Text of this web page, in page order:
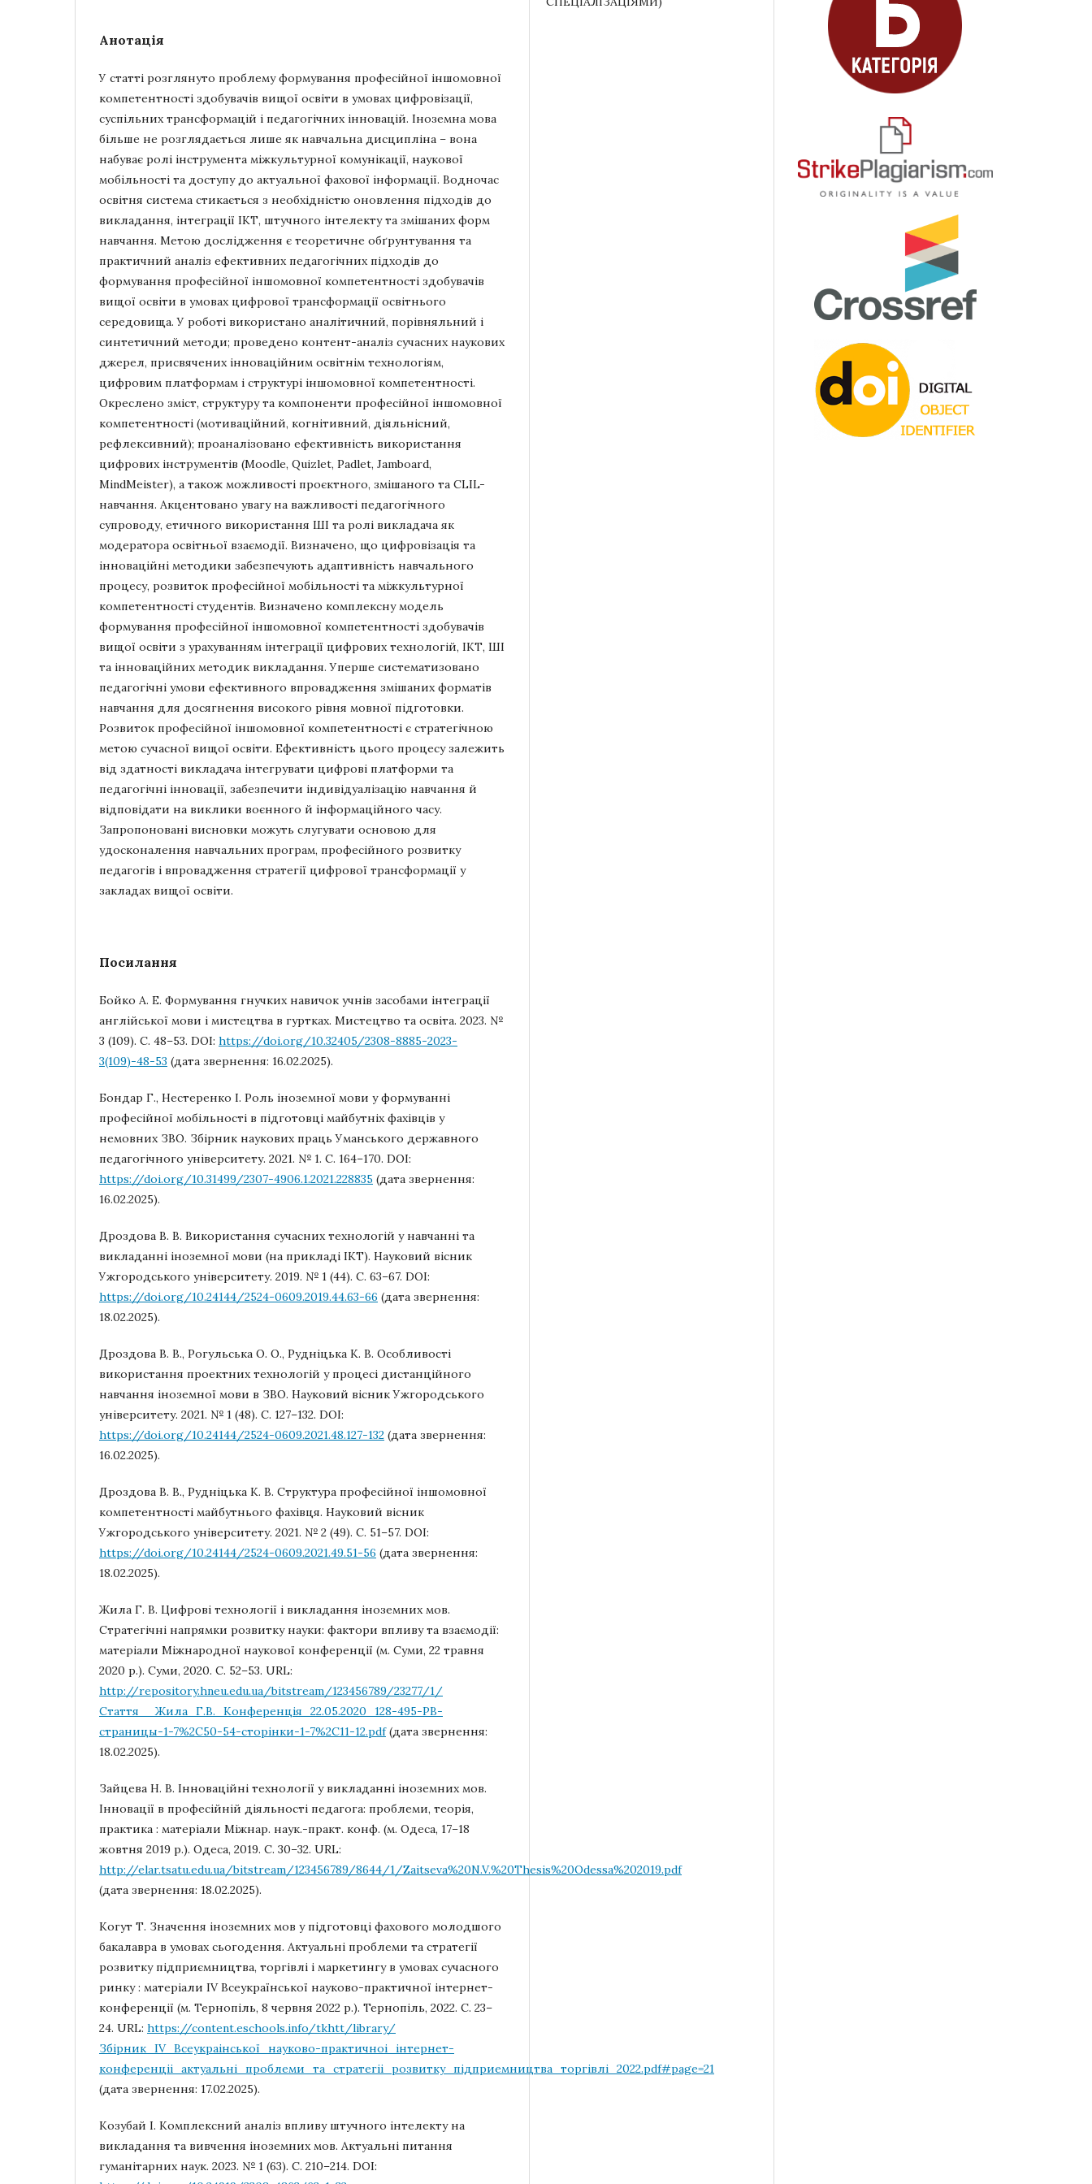
Анотація
У статті розглянуто проблему формування професійної іншомовної
компетентності здобувачів вищої освіти в умовах цифровізації,
суспільних трансформацій і педагогічних інновацій. Іноземна мова
більше не розглядається лише як навчальна дисципліна – вона
набуває ролі інструмента міжкультурної комунікації, наукової
мобільності та доступу до актуальної фахової інформації. Водночас
освітня система стикається з необхідністю оновлення підходів до
викладання, інтеграції ІКТ, штучного інтелекту та змішаних форм
навчання. Метою дослідження є теоретичне обґрунтування та
практичний аналіз ефективних педагогічних підходів до
формування професійної іншомовної компетентності здобувачів
вищої освіти в умовах цифрової трансформації освітнього
середовища. У роботі використано аналітичний, порівняльний і
синтетичний методи; проведено контент-аналіз сучасних наукових
джерел, присвячених інноваційним освітнім технологіям,
цифровим платформам і структурі іншомовної компетентності.
Окреслено зміст, структуру та компоненти професійної іншомовної
компетентності (мотиваційний, когнітивний, діяльнісний,
рефлексивний); проаналізовано ефективність використання
цифрових інструментів (Moodle, Quizlet, Padlet, Jamboard,
MindMeister), а також можливості проєктного, змішаного та CLIL-
навчання. Акцентовано увагу на важливості педагогічного
супроводу, етичного використання ШІ та ролі викладача як
модератора освітньої взаємодії. Визначено, що цифровізація та
інноваційні методики забезпечують адаптивність навчального
процесу, розвиток професійної мобільності та міжкультурної
компетентності студентів. Визначено комплексну модель
формування професійної іншомовної компетентності здобувачів
вищої освіти з урахуванням інтеграції цифрових технологій, ІКТ, ШІ
та інноваційних методик викладання. Уперше систематизовано
педагогічні умови ефективного впровадження змішаних форматів
навчання для досягнення високого рівня мовної підготовки.
Розвиток професійної іншомовної компетентності є стратегічною
метою сучасної вищої освіти. Ефективність цього процесу залежить
від здатності викладача інтегрувати цифрові платформи та
педагогічні інновації, забезпечити індивідуалізацію навчання й
відповідати на виклики воєнного й інформаційного часу.
Запропоновані висновки можуть слугувати основою для
удосконалення навчальних програм, професійного розвитку
педагогів і впровадження стратегії цифрової трансформації у
закладах вищої освіти.
Посилання
Бойко А. Е. Формування гнучких навичок учнів засобами інтеграції
англійської мови і мистецтва в гуртках. Мистецтво та освіта. 2023. №
3 (109). С. 48–53. DOI: https://doi.org/10.32405/2308-8885-2023-
3(109)-48-53 (дата звернення: 16.02.2025).
Бондар Г., Нестеренко І. Роль іноземної мови у формуванні
професійної мобільності в підготовці майбутніх фахівців у
немовних ЗВО. Збірник наукових праць Уманського державного
педагогічного університету. 2021. № 1. С. 164–170. DOI:
https://doi.org/10.31499/2307-4906.1.2021.228835 (дата звернення:
16.02.2025).
Дроздова В. В. Використання сучасних технологій у навчанні та
викладанні іноземної мови (на прикладі ІКТ). Науковий вісник
Ужгородського університету. 2019. № 1 (44). С. 63–67. DOI:
https://doi.org/10.24144/2524-0609.2019.44.63-66 (дата звернення:
18.02.2025).
Дроздова В. В., Рогульська О. О., Рудніцька К. В. Особливості
використання проектних технологій у процесі дистанційного
навчання іноземної мови в ЗВО. Науковий вісник Ужгородського
університету. 2021. № 1 (48). С. 127–132. DOI:
https://doi.org/10.24144/2524-0609.2021.48.127-132 (дата звернення:
16.02.2025).
Дроздова В. В., Рудніцька К. В. Структура професійної іншомовної
компетентності майбутнього фахівця. Науковий вісник
Ужгородського університету. 2021. № 2 (49). С. 51–57. DOI:
https://doi.org/10.24144/2524-0609.2021.49.51-56 (дата звернення:
18.02.2025).
Жила Г. В. Цифрові технології і викладання іноземних мов.
Стратегічні напрямки розвитку науки: фактори впливу та взаємодії:
матеріали Міжнародної наукової конференції (м. Суми, 22 травня
2020 р.). Суми, 2020. С. 52–53. URL:
http://repository.hneu.edu.ua/bitstream/123456789/23277/1/
Стаття__Жила_Г.В._Конференцiя_22.05.2020_128-495-PB-
страницы-1-7%2C50-54-сторiнки-1-7%2C11-12.pdf(дата звернення:
18.02.2025).
Зайцева Н. В. Інноваційні технології у викладанні іноземних мов.
Інновації в професійній діяльності педагога: проблеми, теорія,
практика : матеріали Міжнар. наук.-практ. конф. (м. Одеса, 17–18
жовтня 2019 р.). Одеса, 2019. С. 30–32. URL:
http://elar.tsatu.edu.ua/bitstream/123456789/8644/1/Zaitseva%20N.V.%20Thesis%20Odessa%202019.pdf
(дата звернення: 18.02.2025).
Когут Т. Значення іноземних мов у підготовці фахового молодшого
бакалавра в умовах сьогодення. Актуальні проблеми та стратегії
розвитку підприємництва, торгівлі і маркетингу в умовах сучасного
ринку : матеріали ІV Всеукраїнської науково-практичної інтернет-
конференції (м. Тернопіль, 8 червня 2022 р.). Тернопіль, 2022. С. 23–
24. URL: https://content.eschools.info/tkhtt/library/
Збiрник_IV_Всеукраiнської_науково-практичноi_iнтернет-
конференцii_актуальнi_проблеми_та_стратегii_розвитку_пiдприeмництва_торгiвлi_2022.pdf#page=21
(дата звернення: 17.02.2025).
Козубай І. Комплексний аналіз впливу штучного інтелекту на
викладання та вивчення іноземних мов. Актуальнi питання
гуманiтарних наук. 2023. № 1 (63). С. 210–214. DOI: